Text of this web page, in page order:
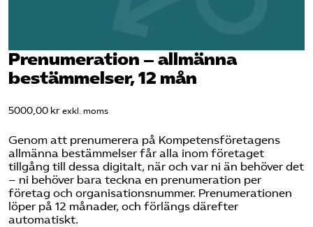
Webbutik
Mina sidor
Bli medlem
Logga in på Arbetsgivarguiden
Prenumeration – allmänna
bestämmelser, 12 mån
5000,00 kr exkl. moms
Genom att prenumerera på Kompetensföretagens
allmänna bestämmelser får alla inom företaget
tillgång till dessa digitalt, när och var ni än behöver det
– ni behöver bara teckna en prenumeration per
företag och organisationsnummer. Prenumerationen
löper på 12 månader, och förlängs därefter
automatiskt.